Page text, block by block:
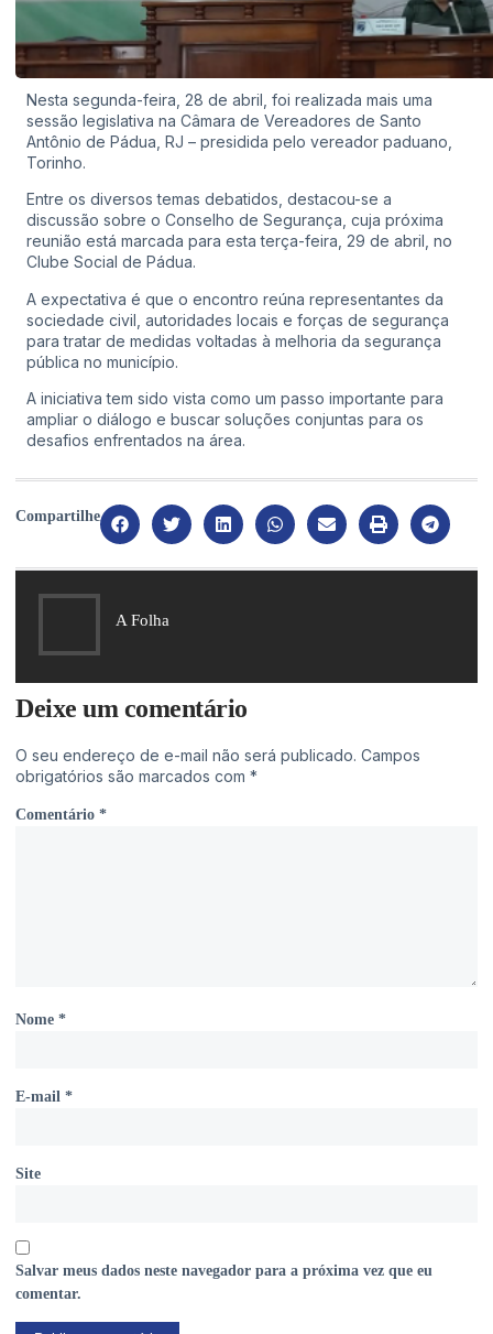
Nesta segunda-feira, 28 de abril, foi realizada mais uma
sessão legislativa na Câmara de Vereadores de Santo
Antônio de Pádua, RJ – presidida pelo vereador paduano,
Torinho.
Entre os diversos temas debatidos, destacou-se a
discussão sobre o Conselho de Segurança, cuja próxima
reunião está marcada para esta terça-feira, 29 de abril, no
Clube Social de Pádua.
A expectativa é que o encontro reúna representantes da
sociedade civil, autoridades locais e forças de segurança
para tratar de medidas voltadas à melhoria da segurança
pública no município.
A iniciativa tem sido vista como um passo importante para
ampliar o diálogo e buscar soluções conjuntas para os
desafios enfrentados na área.
Compartilhe
A Folha
Deixe um comentário
O seu endereço de e-mail não será publicado. Campos
obrigatórios são marcados com *
Comentário *
Nome *
E-mail *
Site
Salvar meus dados neste navegador para a próxima vez que eu
comentar.